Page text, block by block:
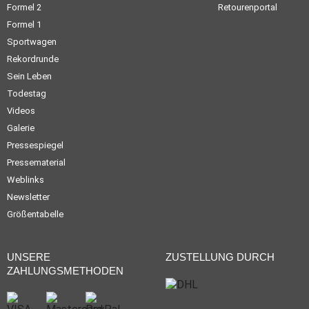
Formel 2
Formel 1
Sportwagen
Rekordrunde
Sein Leben
Todestag
Videos
Galerie
Pressespiegel
Pressematerial
Weblinks
Newsletter
Größentabelle
Retourenportal
UNSERE
ZAHLUNGSMETHODEN
ZUSTELLUNG DURCH